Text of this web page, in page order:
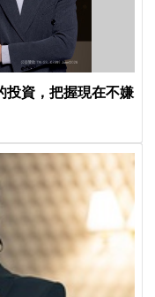
投資，把握現在不嫌